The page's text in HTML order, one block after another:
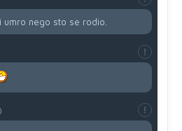
umro nego sto se rodio.